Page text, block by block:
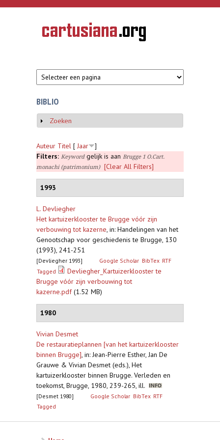
Overslaan en naar de inhoud gaan
CARTUSIANA
Geschiedenis
van de
BIBLIO
Weergeven
Zoeken
Auteur Titel [ Jaar
]
Filters: Keywordgelijk is aan Brugge 1 O.Cart.
monachi (patrimonium)
[Clear All Filters]
1993
L. Devliegher
Het kartuizerklooster te Brugge vóór zijn
verbouwing tot kazerne, in: Handelingen van het
Genootschap voor geschiedenis te Brugge, 130
(1993), 241-251
[Devliegher 1993] Google Scholar BibTex RTF
Tagged
Devliegher_Kartuizerklooster te
Brugge vóór zijn verbouwing tot
kazerne.pdf(1.52 MB)
1980
Vivian Desmet
De restauratieplannen [van het kartuizerklooster
binnen Brugge], in: Jean-Pierre Esther, Jan De
Grauwe & Vivian Desmet (eds.), Het
kartuizerklooster binnen Brugge. Verleden en
toekomst, Brugge, 1980, 239-265, ill.
[Desmet 1980] Google Scholar BibTex RTF
Tagged